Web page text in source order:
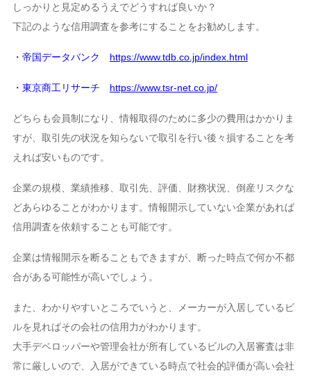
しっかりと見定めるうえでどうすれば良いか？
下記のような信用調査を参考にすることをお勧めします。
・帝国データバンク https://www.tdb.co.jp/index.html
・東京商工リサーチ https://www.tsr-net.co.jp/
どちらも会員制になり、情報取得のために多少の費用はかかりま
すが、取引先の状況を知らないで取引を行い後々損することを考
えれば安いものです。
企業の規模、業績推移、取引先、評価、財務状況、倒産リスクな
どあらゆることがわかります。情報開示していない企業があれば
信用調査を依頼することも可能です。
企業は情報開示を断ることもできますが、断った時点で何か不都
合がある可能性が高いでしょう。
また、わかりやすいところでいうと、メーカーが入居しているビ
ルを見ればその会社の信用力がわかります。
大手デベロッパーや管理会社が所有しているビルの入居審査は非
常に厳しいので、入居ができている時点で社会的評価が高い会社